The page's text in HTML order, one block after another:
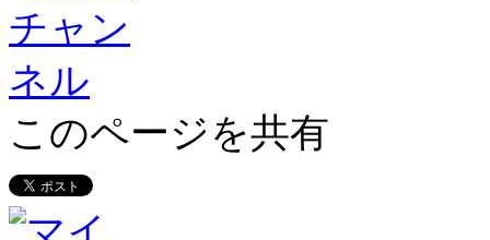
このページを共有